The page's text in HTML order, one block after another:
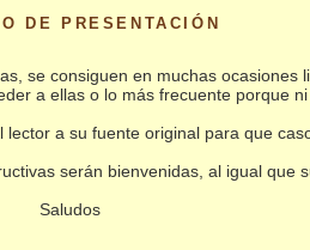
DE PRESENTACIÓN
se consiguen en muchas
a ellas o lo más frecuente porque
a su fuente original para que
serán bienvenidas, al igual que
Saludos